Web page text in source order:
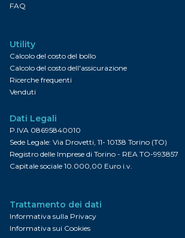
FAQ
Utility
Calcolo del costo del bollo
Calcolo del costo dell'assicurazione
Ricerche frequenti
Venduti
Dati Legali
P.IVA 08695840010
Sede Legale: Via Drovetti, 11- 10138 Torino (TO)
Registro delle Imprese di Torino - REA TO-993857
Capitale sociale 10.000,00 Euro i.v.
Trattamento dei dati
Informativa sulla Privacy
Informativa sui Cookies